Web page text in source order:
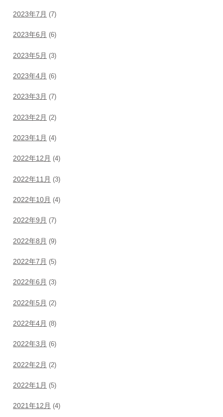
2023年7月 (7)
2023年6月 (6)
2023年5月 (3)
2023年4月 (6)
2023年3月 (7)
2023年2月 (2)
2023年1月 (4)
2022年12月 (4)
2022年11月 (3)
2022年10月 (4)
2022年9月 (7)
2022年8月 (9)
2022年7月 (5)
2022年6月 (3)
2022年5月 (2)
2022年4月 (8)
2022年3月 (6)
2022年2月 (2)
2022年1月 (5)
2021年12月 (4)